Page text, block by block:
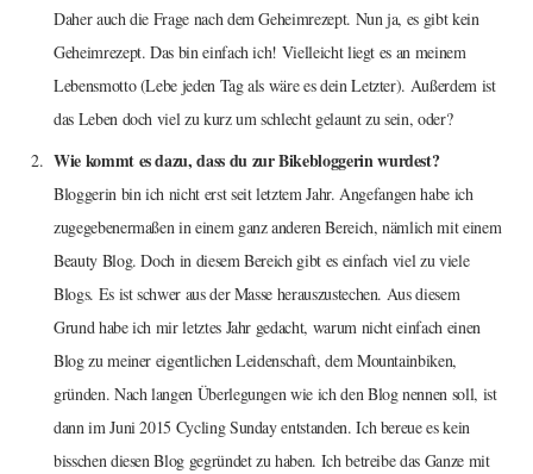
Daher auch die Frage nach dem Geheimrezept. Nun ja, es gibt kein
Geheimrezept. Das bin einfach ich! Vielleicht liegt es an meinem
Lebensmotto (Lebe jeden Tag als wäre es dein Letzter). Außerdem ist
das Leben doch viel zu kurz um schlecht gelaunt zu sein, oder?
Wie kommt es dazu, dass du zur Bikebloggerin wurdest?
Bloggerin bin ich nicht erst seit letztem Jahr. Angefangen habe ich
zugegebenermaßen in einem ganz anderen Bereich, nämlich mit einem
Beauty Blog. Doch in diesem Bereich gibt es einfach viel zu viele
Blogs. Es ist schwer aus der Masse herauszustechen. Aus diesem
Grund habe ich mir letztes Jahr gedacht, warum nicht einfach einen
Blog zu meiner eigentlichen Leidenschaft, dem Mountainbiken,
gründen. Nach langen Überlegungen wie ich den Blog nennen soll, ist
dann im Juni 2015 Cycling Sunday entstanden. Ich bereue es kein
bisschen diesen Blog gegründet zu haben. Ich betreibe das Ganze mit